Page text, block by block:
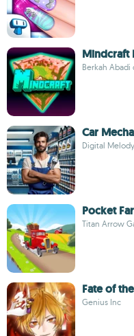
Mindcraft
Berkah Abadi
Car
Digital
Pocket
Titan Arrow
Fate of
Genius Inc